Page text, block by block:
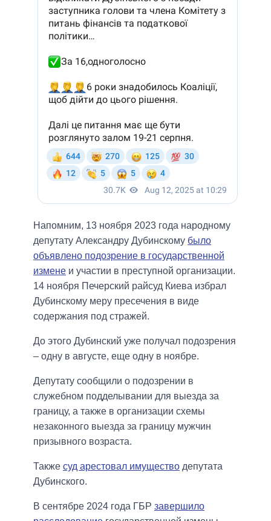
Напомним, 13 ноября 2023 года народному
депутату Александру Дубинскому было
объявлено подозрение в государственной
измене и участии в преступной организации.
14 ноября Печерский райсуд Киева избрал
Дубинскому меру пресечения в виде
содержания под стражей.
До этого Дубинский уже получал подозрения
– одну в августе, еще одну в ноябре.
Депутату сообщили о подозрении в
служебном подделывании для выезда за
границу, а также в организации схемы
незаконного выезда за границу мужчин
призывного возраста.
Также суд арестовал имущество депутата
Дубинского.
В сентябре 2024 года ГБР завершило